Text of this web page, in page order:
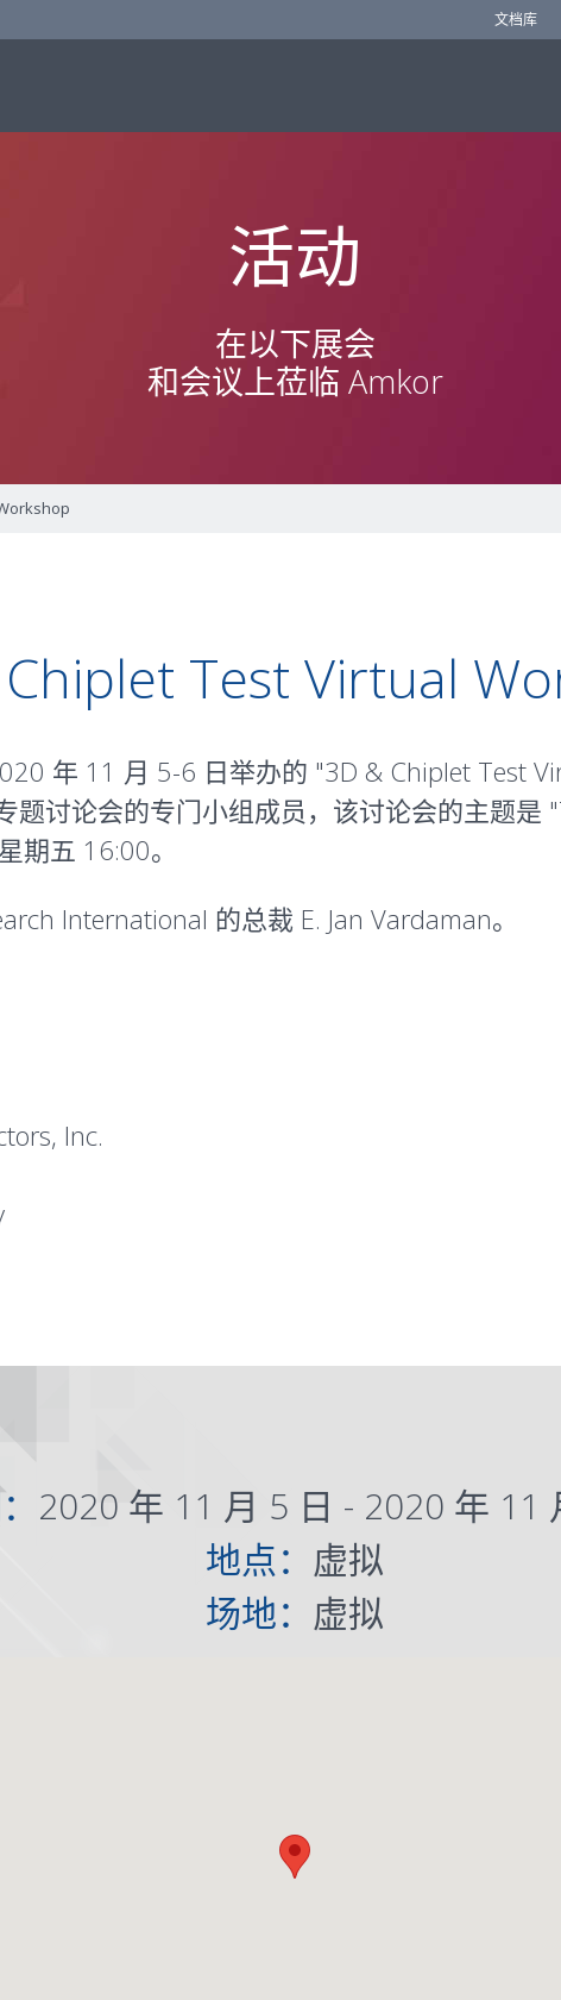
文档库
活动
在以下展会
和会议上莅临 Amkor
Test Virtual
年 11 月 5-6 日举办的 "3D & Chiplet Test
题讨论会的专门小组成员，该讨论会的主题是
期五 16:00。
International 的总裁 E. Jan Vardaman。
Inc.
2020 年 11 月 5 日 - 2020 年 11
地点： 虚拟
场地： 虚拟